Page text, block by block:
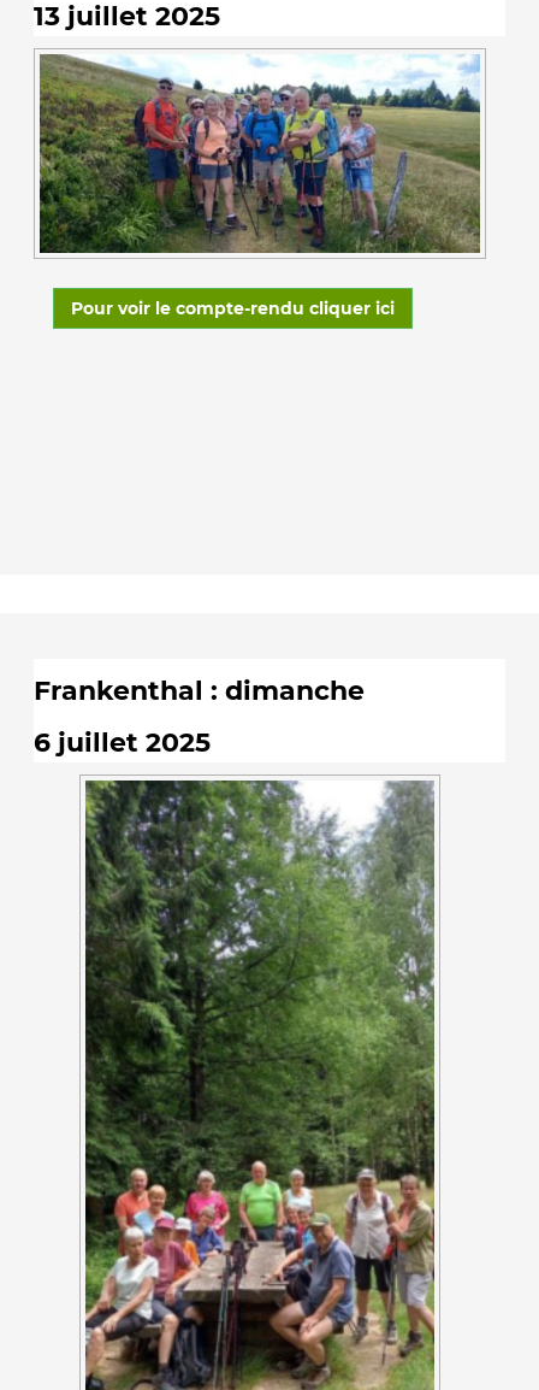
13 juillet 2025
Pour voir le compte-rendu cliquer ici
Frankenthal : dimanche
6 juillet 2025